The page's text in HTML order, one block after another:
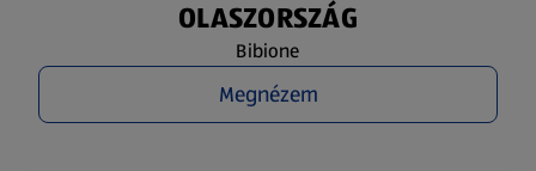
OLASZORSZÁG
Bibione
Megnézem